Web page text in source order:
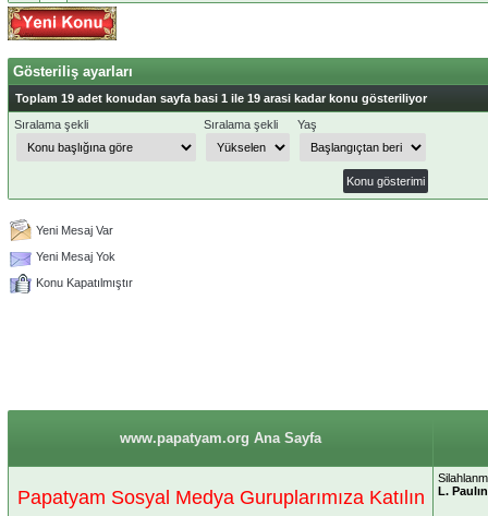
Gösteriliş ayarları
Toplam 19 adet konudan sayfa basi 1 ile 19 arasi kadar konu gösteriliyor
Sıralama şekli
Sıralama şekli Yaş
Yeni Mesaj Var
Yeni Mesaj Yok
Konu Kapatılmıştır
www.papatyam.org Ana Sayfa
Papatyam Sosyal Medya Guruplarımıza Katılın
L.